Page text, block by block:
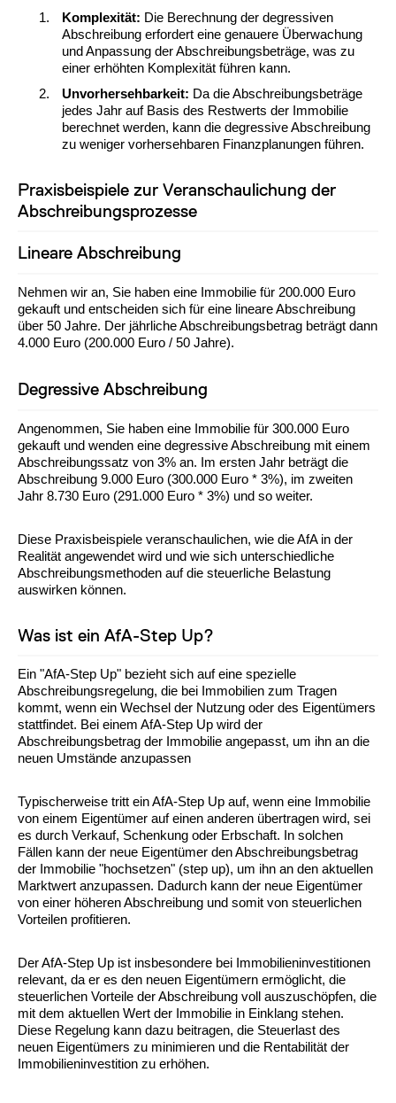
Komplexität: Die Berechnung der degressiven
Abschreibung erfordert eine genauere Überwachung
und Anpassung der Abschreibungsbeträge, was zu
einer erhöhten Komplexität führen kann.
Unvorhersehbarkeit: Da die Abschreibungsbeträge
jedes Jahr auf Basis des Restwerts der Immobilie
berechnet werden, kann die degressive Abschreibung
zu weniger vorhersehbaren Finanzplanungen führen.
Praxisbeispiele zur Veranschaulichung der
Abschreibungsprozesse
Lineare Abschreibung
Nehmen wir an, Sie haben eine Immobilie für 200.000 Euro
gekauft und entscheiden sich für eine lineare Abschreibung
über 50 Jahre. Der jährliche Abschreibungsbetrag beträgt dann
4.000 Euro (200.000 Euro / 50 Jahre).
Degressive Abschreibung
Angenommen, Sie haben eine Immobilie für 300.000 Euro
gekauft und wenden eine degressive Abschreibung mit einem
Abschreibungssatz von 3% an. Im ersten Jahr beträgt die
Abschreibung 9.000 Euro (300.000 Euro * 3%), im zweiten
Jahr 8.730 Euro (291.000 Euro * 3%) und so weiter.
Diese Praxisbeispiele veranschaulichen, wie die AfA in der
Realität angewendet wird und wie sich unterschiedliche
Abschreibungsmethoden auf die steuerliche Belastung
auswirken können.
Was ist ein AfA-Step Up?
Ein "AfA-Step Up" bezieht sich auf eine spezielle
Abschreibungsregelung, die bei Immobilien zum Tragen
kommt, wenn ein Wechsel der Nutzung oder des Eigentümers
stattfindet. Bei einem AfA-Step Up wird der
Abschreibungsbetrag der Immobilie angepasst, um ihn an die
neuen Umstände anzupassen
Typischerweise tritt ein AfA-Step Up auf, wenn eine Immobilie
von einem Eigentümer auf einen anderen übertragen wird, sei
es durch Verkauf, Schenkung oder Erbschaft. In solchen
Fällen kann der neue Eigentümer den Abschreibungsbetrag
der Immobilie "hochsetzen" (step up), um ihn an den aktuellen
Marktwert anzupassen. Dadurch kann der neue Eigentümer
von einer höheren Abschreibung und somit von steuerlichen
Vorteilen profitieren.
Der AfA-Step Up ist insbesondere bei Immobilieninvestitionen
relevant, da er es den neuen Eigentümern ermöglicht, die
steuerlichen Vorteile der Abschreibung voll auszuschöpfen, die
mit dem aktuellen Wert der Immobilie in Einklang stehen.
Diese Regelung kann dazu beitragen, die Steuerlast des
neuen Eigentümers zu minimieren und die Rentabilität der
Immobilieninvestition zu erhöhen.